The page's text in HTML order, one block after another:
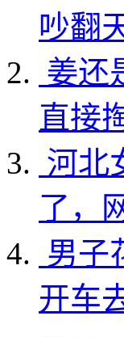
吵翻
姜还
直接
河北
了，
男子
开车